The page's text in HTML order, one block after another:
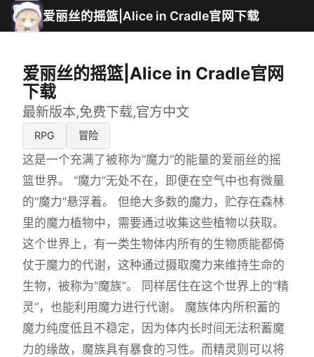
爱丽丝的摇篮|Alice in Cradle官网下载
爱丽丝的摇篮|Alice in Cradle官网
下载
最新版本,免费下载,官方中文
RPG 冒险
这是一个充满了被称为“魔力”的能量的爱丽丝的摇
篮世界。 “魔力”无处不在，即便在空气中也有微量
的“魔力”悬浮着。 但绝大多数的魔力，贮存在森林
里的魔力植物中，需要通过收集这些植物以获取。
这个世界上，有一类生物体内所有的生物质能都倚
仗于魔力的代谢，这种通过摄取魔力来维持生命的
生物，被称为“魔族”。 同样居住在这个世界上的“精
灵”，也能利用魔力进行代谢。 魔族体内所积蓄的
魔力纯度低且不稳定，因为体内长时间无法积蓄魔
力的缘故，魔族具有暴食的习性。而精灵则可以将